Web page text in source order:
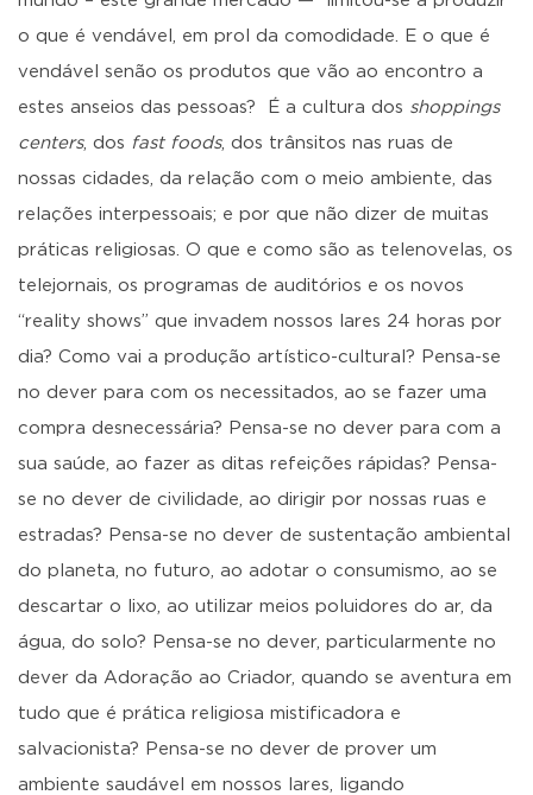
o que é vendável, em prol da comodidade. E o que é
vendável senão os produtos que vão ao encontro a
estes anseios das pessoas? É a cultura dos shoppings
centers, dos fast foods, dos trânsitos nas ruas de
nossas cidades, da relação com o meio ambiente, das
relações interpessoais; e por que não dizer de muitas
práticas religiosas. O que e como são as telenovelas, os
telejornais, os programas de auditórios e os novos
“reality shows” que invadem nossos lares 24 horas por
dia? Como vai a produção artístico-cultural? Pensa-se
no dever para com os necessitados, ao se fazer uma
compra desnecessária? Pensa-se no dever para com a
sua saúde, ao fazer as ditas refeições rápidas? Pensa-
se no dever de civilidade, ao dirigir por nossas ruas e
estradas? Pensa-se no dever de sustentação ambiental
do planeta, no futuro, ao adotar o consumismo, ao se
descartar o lixo, ao utilizar meios poluidores do ar, da
água, do solo? Pensa-se no dever, particularmente no
dever da Adoração ao Criador, quando se aventura em
tudo que é prática religiosa mistificadora e
salvacionista? Pensa-se no dever de prover um
ambiente saudável em nossos lares, ligando